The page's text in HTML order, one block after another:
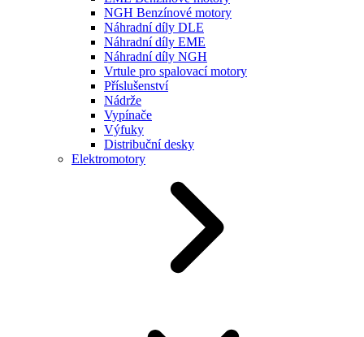
NGH Benzínové motory
Náhradní díly DLE
Náhradní díly EME
Náhradní díly NGH
Vrtule pro spalovací motory
Příslušenství
Nádrže
Vypínače
Výfuky
Distribuční desky
Elektromotory